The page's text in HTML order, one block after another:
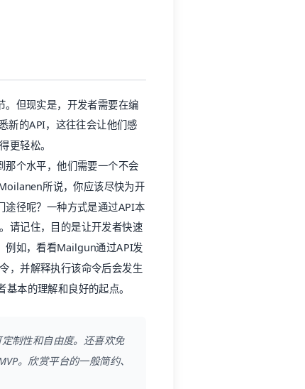
。但现实是，开发者需要在编
新的API，这往往会让他们感
更轻松。
那个水平，他们需要一个不会
所说，你应该尽快为开
途径呢？一种方式是通过API本
请记住，目的是让开发者快速
例如，看看Mailgun通过API发
，并解释执行该命令后会发生
本的理解和良好的起点。
制性和自由度。还喜欢免
。欣赏平台的一般简约、